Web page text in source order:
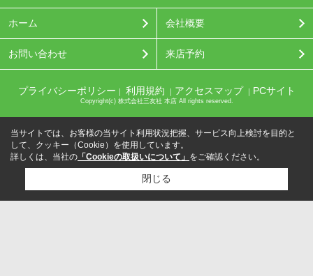
ホーム 会社概要
お問い合わせ 来店予約
プライバシーポリシー ｜ 利用規約 ｜ アクセスマップ ｜ PCサイト
Copyright(c) 株式会社三友社 本店 All rights reserved.
当サイトでは、お客様の当サイト利用状況把握、サービス向上検討を目的と
して、クッキー（Cookie）を使用しています。
詳しくは、当社の 「Cookieの取扱いについて」 をご確認ください。
閉じる